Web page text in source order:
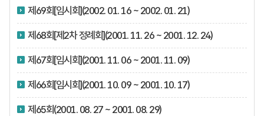
제69회[임시회](2002. 01. 16 ~ 2002. 01. 21)
제68회[제2차 정례회](2001. 11. 26 ~ 2001. 12. 24)
제67회[임시회](2001. 11. 06 ~ 2001. 11. 09)
제66회[임시회](2001. 10. 09 ~ 2001. 10. 17)
제65회(2001. 08. 27 ~ 2001. 08. 29)